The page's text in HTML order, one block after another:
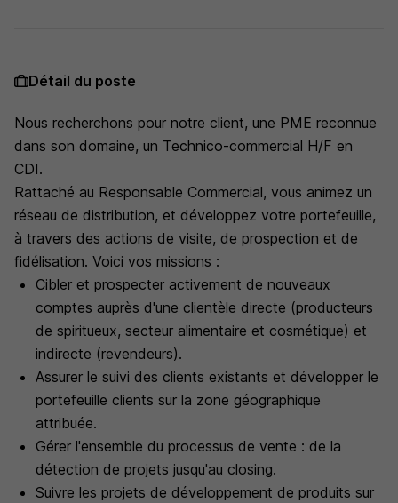
Détail du poste
Nous recherchons pour notre client, une PME reconnue
dans son domaine, un Technico-commercial H/F en
CDI.
Rattaché au Responsable Commercial, vous animez un
réseau de distribution, et développez votre portefeuille,
à travers des actions de visite, de prospection et de
fidélisation. Voici vos missions :
Cibler et prospecter activement de nouveaux
comptes auprès d'une clientèle directe (producteurs
de spiritueux, secteur alimentaire et cosmétique) et
indirecte (revendeurs).
Assurer le suivi des clients existants et développer le
portefeuille clients sur la zone géographique
attribuée.
Gérer l'ensemble du processus de vente : de la
détection de projets jusqu'au closing.
Suivre les projets de développement de produits sur